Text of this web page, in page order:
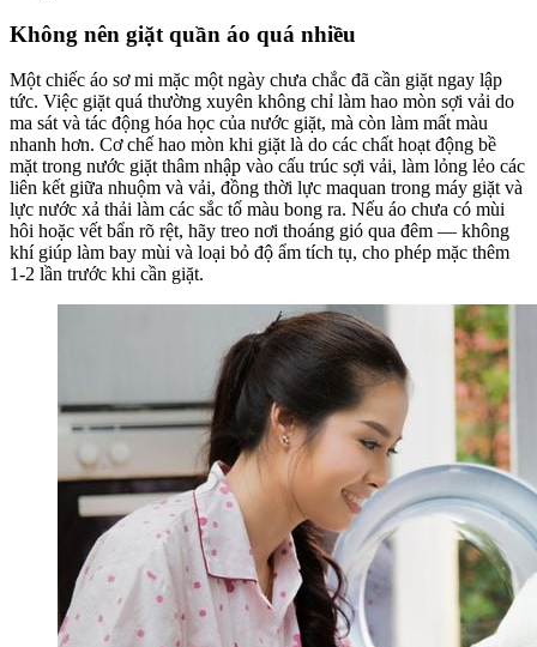
Không nên giặt quần áo quá nhiều
Một chiếc áo sơ mi mặc một ngày chưa chắc đã cần giặt ngay lập
tức. Việc giặt quá thường xuyên không chỉ làm hao mòn sợi vải do
ma sát và tác động hóa học của nước giặt, mà còn làm mất màu
nhanh hơn. Cơ chế hao mòn khi giặt là do các chất hoạt động bề
mặt trong nước giặt thâm nhập vào cấu trúc sợi vải, làm lỏng lẻo các
liên kết giữa nhuộm và vải, đồng thời lực maquan trong máy giặt và
lực nước xả thải làm các sắc tố màu bong ra. Nếu áo chưa có mùi
hôi hoặc vết bẩn rõ rệt, hãy treo nơi thoáng gió qua đêm — không
khí giúp làm bay mùi và loại bỏ độ ẩm tích tụ, cho phép mặc thêm
1-2 lần trước khi cần giặt.